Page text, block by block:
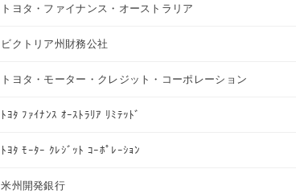
トヨタ・ファイナンス・オーストラリア
ビクトリア州財務公社
トヨタ・モーター・クレジット・コーポレーション
ﾄﾖﾀ ﾌｧｲﾅﾝｽ ｵｰｽﾄﾗﾘｱ ﾘﾐﾃｯﾄﾞ
ﾄﾖﾀ ﾓｰﾀｰ ｸﾚｼﾞｯﾄ ｺｰﾎﾟﾚｰｼｮﾝ
米州開発銀行